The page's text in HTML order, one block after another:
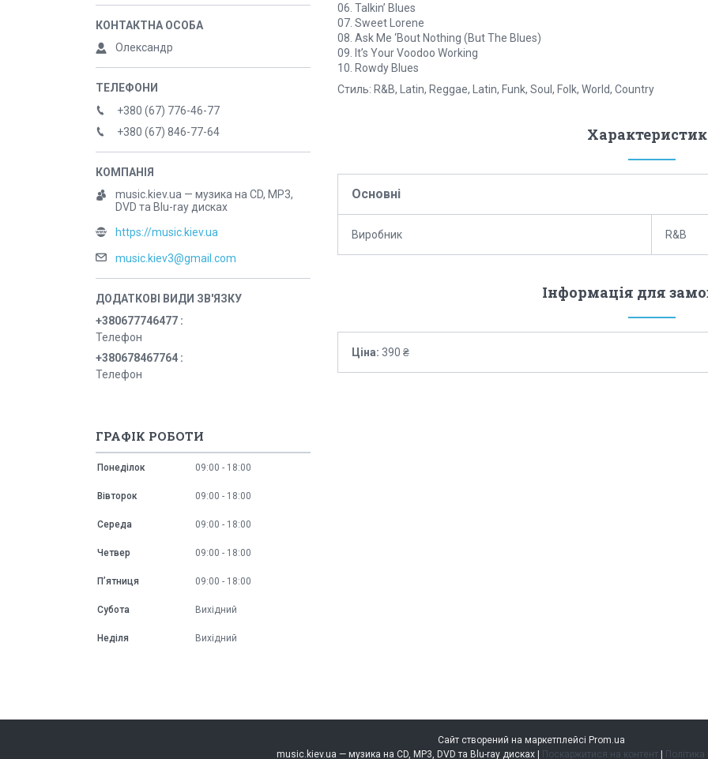
06. Talkin’ Blues
07. Sweet Lorene
08. Ask Me ‘Bout Nothing (But The Blues)
09. It’s Your Voodoo Working
10. Rowdy Blues
Стиль: R&B, Latin, Reggae, Latin, Funk, Soul, Folk, World, Country
Основні
Виробник R&B
Інформація для
Ціна: 390 ₴
Олександр
+380 (67) 776-46-77
+380 (67) 846-77-64
music.kiev.ua — музика на CD, MP3,
DVD та Blu-ray дисках
https://music.kiev.ua
music.kiev3@gmail.com
+380677746477
Телефон
+380678467764
Телефон
ГРАФІК РОБОТИ
Понеділок 09:00 18:00
Вівторок 09:00 18:00
Середа 09:00 18:00
Четвер 09:00 18:00
Пʼятниця 09:00 18:00
Субота Вихідний
Неділя Вихідний
Сайт створений на маркетплейсі Prom.ua
music.kiev.ua — музика на CD, MP3, DVD та Blu-ray дисках | Поскаржитися на контент | Політика